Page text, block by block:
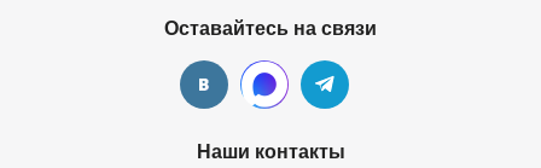
Оставайтесь на связи
Наши контакты